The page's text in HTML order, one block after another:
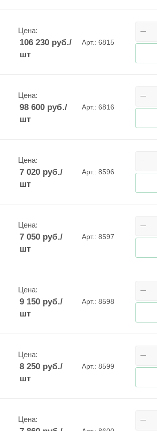
Цена:
106 230руб./
шт
Арт.: 6815
Цена:
98 600руб./
шт
Арт.: 6816
Цена:
7 020руб./
шт
Арт.: 8596
Цена:
7 050руб./
шт
Арт.: 8597
Цена:
9 150руб./
шт
Арт.: 8598
Цена:
8 250руб./
шт
Арт.: 8599
Цена: